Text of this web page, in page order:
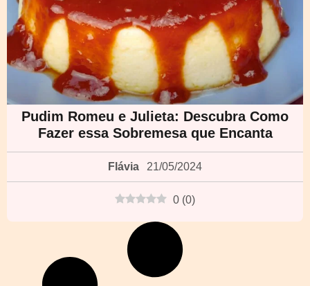
Pudim Romeu e Julieta: Descubra Como
Fazer essa Sobremesa que Encanta
Flávia 21/05/2024
0 (0)